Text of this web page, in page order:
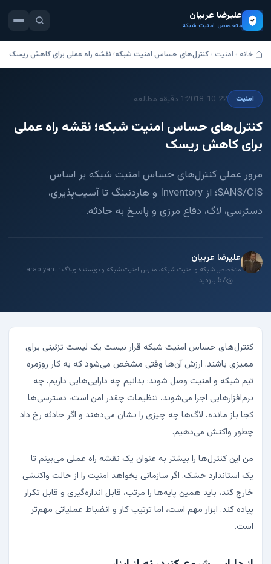
علیرضا عربیان
متخصص امنیت شبکه
خانه امنیت کنترل‌های حساس امنیت شبکه؛ نقشه راه عملی برای کاهش ریسک
امنیت 2018-10-22
·1 دقیقه مطالعه
کنترل‌های حساس امنیت شبکه؛ نقشه راه عملی
برای کاهش ریسک
مرور عملی کنترل‌های حساس امنیت شبکه بر اساس
SANS/CIS؛ از Inventory و هاردنینگ تا آسیب‌پذیری،
دسترسی، لاگ، دفاع مرزی و پاسخ به حادثه.
علیرضا عربیان
متخصص شبکه و امنیت شبکه، مدرس امنیت شبکه و نویسنده وبلاگ arabiyan.ir
57 بازدید
کنترل‌های حساس امنیت شبکه قرار نیست یک لیست تزئینی برای
ممیزی باشند. ارزش آن‌ها وقتی مشخص می‌شود که به کار روزمره
تیم شبکه و امنیت وصل شوند: بدانیم چه دارایی‌هایی داریم، چه
نرم‌افزارهایی اجرا می‌شوند، تنظیمات چقدر امن است، دسترسی‌ها
کجا باز مانده، لاگ‌ها چه چیزی را نشان می‌دهند و اگر حادثه رخ داد
چطور واکنش می‌دهیم.
من این کنترل‌ها را بیشتر به عنوان یک نقشه راه عملی می‌بینم تا
یک استاندارد خشک. اگر سازمانی بخواهد امنیت را از حالت واکنشی
خارج کند، باید همین پایه‌ها را مرتب، قابل اندازه‌گیری و قابل تکرار
پیاده کند. ابزار مهم است، اما ترتیب کار و انضباط عملیاتی مهم‌تر
است.